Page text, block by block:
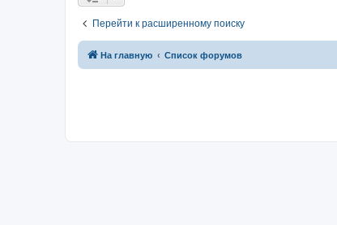
Перейти к расширенному поиску
На главную Список форумов